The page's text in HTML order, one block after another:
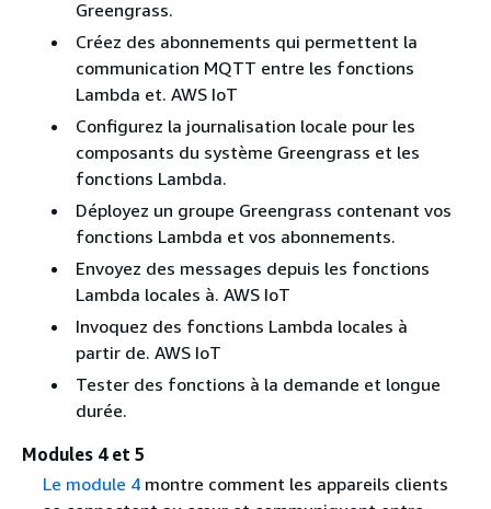
Greengrass.
Créez des abonnements qui permettent la
communication MQTT entre les fonctions
Lambda et. AWS IoT
Configurez la journalisation locale pour les
composants du système Greengrass et les
fonctions Lambda.
Déployez un groupe Greengrass contenant vos
fonctions Lambda et vos abonnements.
Envoyez des messages depuis les fonctions
Lambda locales à. AWS IoT
Invoquez des fonctions Lambda locales à
partir de. AWS IoT
Tester des fonctions à la demande et longue
durée.
Modules 4 et 5
Le module 4montre comment les appareils clients